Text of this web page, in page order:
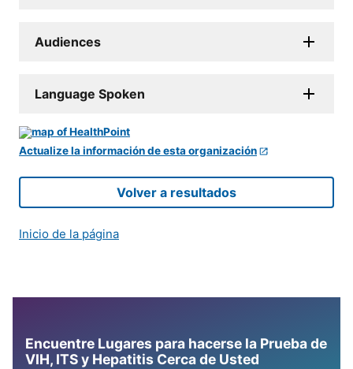
Audiences
Language Spoken
Actualize la información de esta organización
Volver a resultados
Inicio de la página
Encuentre Lugares para hacerse la Prueba de
VIH, ITS y Hepatitis Cerca de Usted